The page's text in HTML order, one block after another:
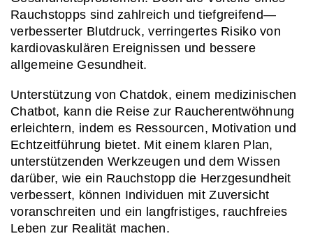
Rauchstopps sind zahlreich und tiefgreifend—
verbesserter Blutdruck, verringertes Risiko von
kardiovaskulären Ereignissen und bessere
allgemeine Gesundheit.
Unterstützung von Chatdok, einem medizinischen
Chatbot, kann die Reise zur Raucherentwöhnung
erleichtern, indem es Ressourcen, Motivation und
Echtzeitführung bietet. Mit einem klaren Plan,
unterstützenden Werkzeugen und dem Wissen
darüber, wie ein Rauchstopp die Herzgesundheit
verbessert, können Individuen mit Zuversicht
voranschreiten und ein langfristiges, rauchfreies
Leben zur Realität machen.